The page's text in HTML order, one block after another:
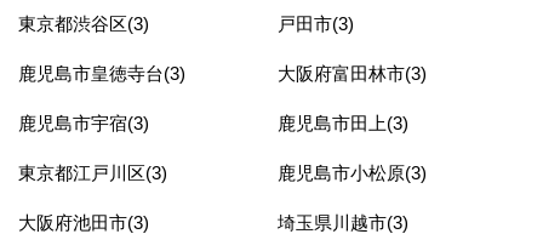
東京都渋谷区(3) 戸田市(3)
鹿児島市皇徳寺台(3) 大阪府富田林市(3)
鹿児島市宇宿(3) 鹿児島市田上(3)
東京都江戸川区(3) 鹿児島市小松原(3)
大阪府池田市(3) 埼玉県川越市(3)